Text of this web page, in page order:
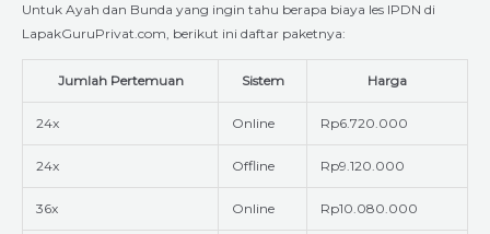
Untuk Ayah dan Bunda yang ingin tahu berapa biaya les IPDN di
LapakGuruPrivat.com, berikut ini daftar paketnya:
Jumlah Pertemuan Sistem Harga
24x Online Rp6.720.000
24x Offline Rp9.120.000
36x Online Rp10.080.000